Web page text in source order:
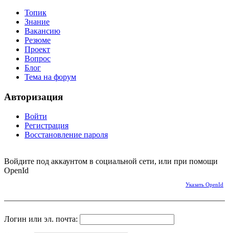
Топик
Знание
Вакансию
Резюме
Проект
Вопрос
Блог
Тема на форум
Авторизация
Войти
Регистрация
Восстановление пароля
Войдите под аккаунтом в социальной сети, или при помощи
OpenId
Указать OpenId
Логин или эл. почта: